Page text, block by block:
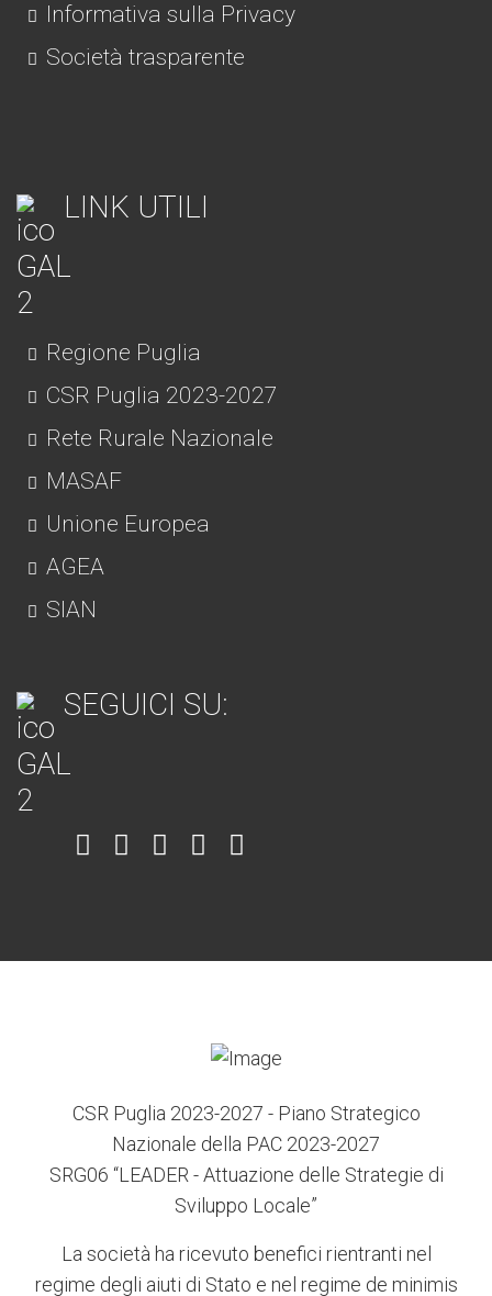
Informativa sulla Privacy
Società trasparente
LINK UTILI
Regione Puglia
CSR Puglia 2023-2027
Rete Rurale Nazionale
MASAF
Unione Europea
AGEA
SIAN
SEGUICI SU:
Item Item Item Item
CSR Puglia 2023-2027 - Piano Strategico
Nazionale della PAC 2023-2027
SRG06 “LEADER - Attuazione delle Strategie di
Sviluppo Locale”
La società ha ricevuto benefici rientranti nel
regime degli aiuti di Stato e nel regime de minimis